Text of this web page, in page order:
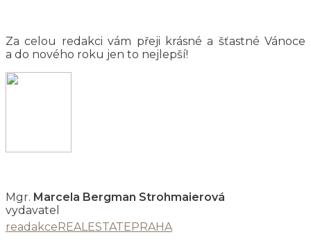
Za celou redakci vám přeji krásné a šťastné Vánoce
a do nového roku jen to nejlepší!
Mgr. Marcela Bergman Strohmaierová
vydavatel
readakceREALESTATEPRAHA